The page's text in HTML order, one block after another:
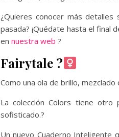
¿Quieres conocer más
pasada? ¡Quédate hasta el
en nuestra web ?
Fairytale ?‍
Como una ola de brillo,
La colección Colors tiene
sofisticado.?
Un nuevo Cuaderno Inteligente